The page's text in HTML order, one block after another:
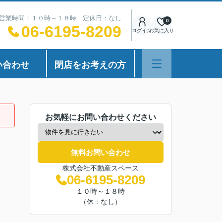
業時間：１０時～１８時 定休日：なし
06-6195-8209 ログインお気に入り
0
合わせ 閉店をお考えの方
お気軽にお問い合わせください
無料お問い合わせ
株式会社不動産スペース
06-6195-8209
１０時～１８時
（休：なし）